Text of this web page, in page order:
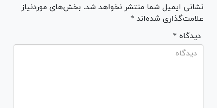
نشانی ایمیل شما منتشر نخواهد شد. بخش‌های موردنیاز
علامت‌گذاری شده‌اند *
* دیدگاه